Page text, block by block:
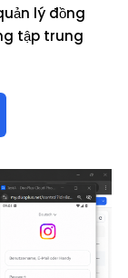
lý đồng
tập trung